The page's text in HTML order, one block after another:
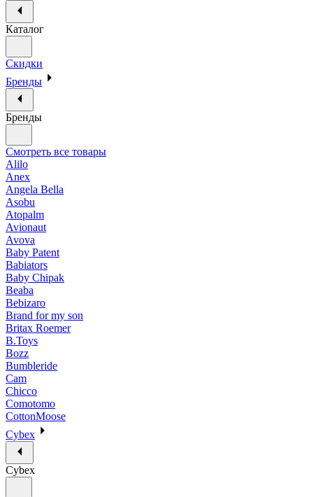
Каталог
Скидки
Бренды
Бренды
Смотреть все товары
Alilo
Anex
Angela Bella
Asobu
Atopalm
Avionaut
Avova
Baby Patent
Babiators
Baby Chipak
Beaba
Bebizaro
Brand for my son
Britax Roemer
B.Toys
Bozz
Bumbleride
Cam
Chicco
Comotomo
CottonMoose
Cybex
Cybex